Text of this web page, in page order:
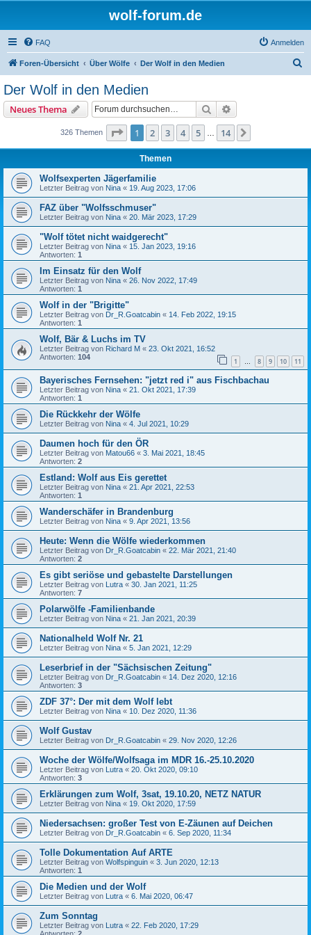
wolf-forum.de
FAQ Anmelden
Foren-Übersicht Über Wölfe Der Wolf in den Medien
Der Wolf in den Medien
Neues Thema Suche
326 Themen Seite 1von 14
1 2 3 4 5 14
Themen
Wolfsexperten Jägerfamilie
Letzter Beitrag von Nina « 19. Aug 2023, 17:06
FAZ über "Wolfsschmuser"
Letzter Beitrag von Nina « 20. Mär 2023, 17:29
"Wolf tötet nicht waidgerecht"
Letzter Beitrag von Nina « 15. Jan 2023, 19:16
Antworten: 1
Im Einsatz für den Wolf
Letzter Beitrag von Nina « 26. Nov 2022, 17:49
Antworten: 1
Wolf in der "Brigitte"
Letzter Beitrag von Dr_R.Goatcabin « 14. Feb 2022, 19:15
Antworten: 1
Wolf, Bär & Luchs im TV
Letzter Beitrag von Richard M « 23. Okt 2021, 16:52
Antworten: 104 1 … 8 9 10 11
Bayerisches Fernsehen: "jetzt red i" aus Fischbachau
Letzter Beitrag von Nina « 21. Okt 2021, 17:39
Antworten: 1
Die Rückkehr der Wölfe
Letzter Beitrag von Nina « 4. Jul 2021, 10:29
Daumen hoch für den ÖR
Letzter Beitrag von Matou66 « 3. Mai 2021, 18:45
Antworten: 2
Estland: Wolf aus Eis gerettet
Letzter Beitrag von Nina « 21. Apr 2021, 22:53
Antworten: 1
Wanderschäfer in Brandenburg
Letzter Beitrag von Nina « 9. Apr 2021, 13:56
Heute: Wenn die Wölfe wiederkommen
Letzter Beitrag von Dr_R.Goatcabin « 22. Mär 2021, 21:40
Antworten: 2
Es gibt seriöse und gebastelte Darstellungen
Letzter Beitrag von Lutra « 30. Jan 2021, 11:25
Antworten: 7
Polarwölfe -Familienbande
Letzter Beitrag von Nina « 21. Jan 2021, 20:39
Nationalheld Wolf Nr. 21
Letzter Beitrag von Nina « 5. Jan 2021, 12:29
Leserbrief in der "Sächsischen Zeitung"
Letzter Beitrag von Dr_R.Goatcabin « 14. Dez 2020, 12:16
Antworten: 3
ZDF 37°: Der mit dem Wolf lebt
Letzter Beitrag von Nina « 10. Dez 2020, 11:36
Wolf Gustav
Letzter Beitrag von Dr_R.Goatcabin « 29. Nov 2020, 12:26
Woche der Wölfe/Wolfsaga im MDR 16.-25.10.2020
Letzter Beitrag von Lutra « 20. Okt 2020, 09:10
Antworten: 3
Erklärungen zum Wolf, 3sat, 19.10.20, NETZ NATUR
Letzter Beitrag von Nina « 19. Okt 2020, 17:59
Niedersachsen: großer Test von E-Zäunen auf Deichen
Letzter Beitrag von Dr_R.Goatcabin « 6. Sep 2020, 11:34
Tolle Dokumentation Auf ARTE
Letzter Beitrag von Wolfspinguin « 3. Jun 2020, 12:13
Antworten: 1
Die Medien und der Wolf
Letzter Beitrag von Lutra « 6. Mai 2020, 06:47
Zum Sonntag
Letzter Beitrag von Lutra « 22. Feb 2020, 17:29